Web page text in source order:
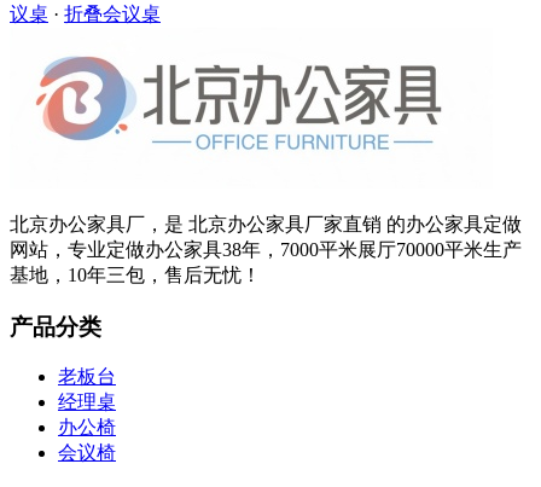
议桌 · 折叠会议桌
北京办公家具厂，是 北京办公家具厂家直销 的办公家具定做
网站，专业定做办公家具38年，7000平米展厅70000平米生产
基地，10年三包，售后无忧！
产品分类
老板台
经理桌
办公椅
会议椅